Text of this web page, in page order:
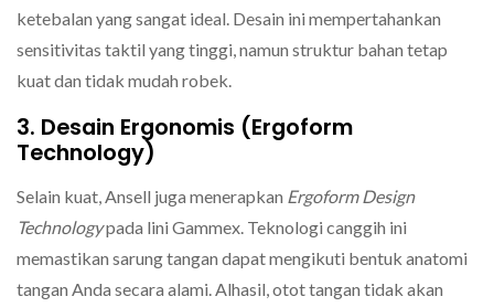
ketebalan yang sangat ideal. Desain ini mempertahankan
sensitivitas taktil yang tinggi, namun struktur bahan tetap
kuat dan tidak mudah robek.
3. Desain Ergonomis (Ergoform
Technology)
Selain kuat, Ansell juga menerapkan Ergoform Design
Technologypada lini Gammex. Teknologi canggih ini
memastikan sarung tangan dapat mengikuti bentuk anatomi
tangan Anda secara alami. Alhasil, otot tangan tidak akan